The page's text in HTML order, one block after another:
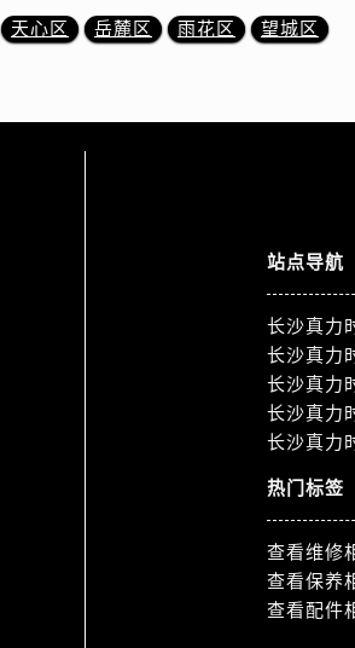
天心区 岳麓区 雨花区 望城区
站点导航
长沙真力
长沙真力
长沙真力
长沙真力
长沙真力
热门标签
查看维修
查看保养
查看配件